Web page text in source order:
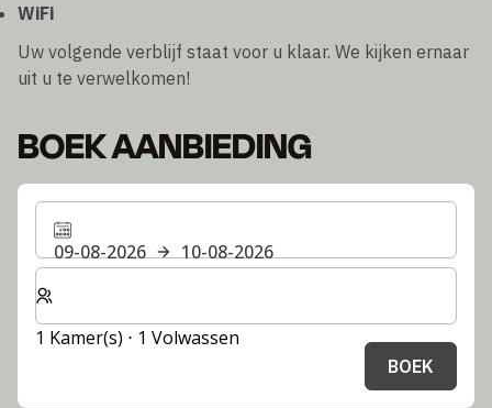
WiFi
Uw volgende verblijf staat voor u klaar. We kijken ernaar
uit u te verwelkomen!
BOEK AANBIEDING
09-08-2026
10-08-2026
Selecteer het aantal kamers en gasten voor je verblijf
1 Kamer(s) ⋅ 1 Volwassen
BOEK